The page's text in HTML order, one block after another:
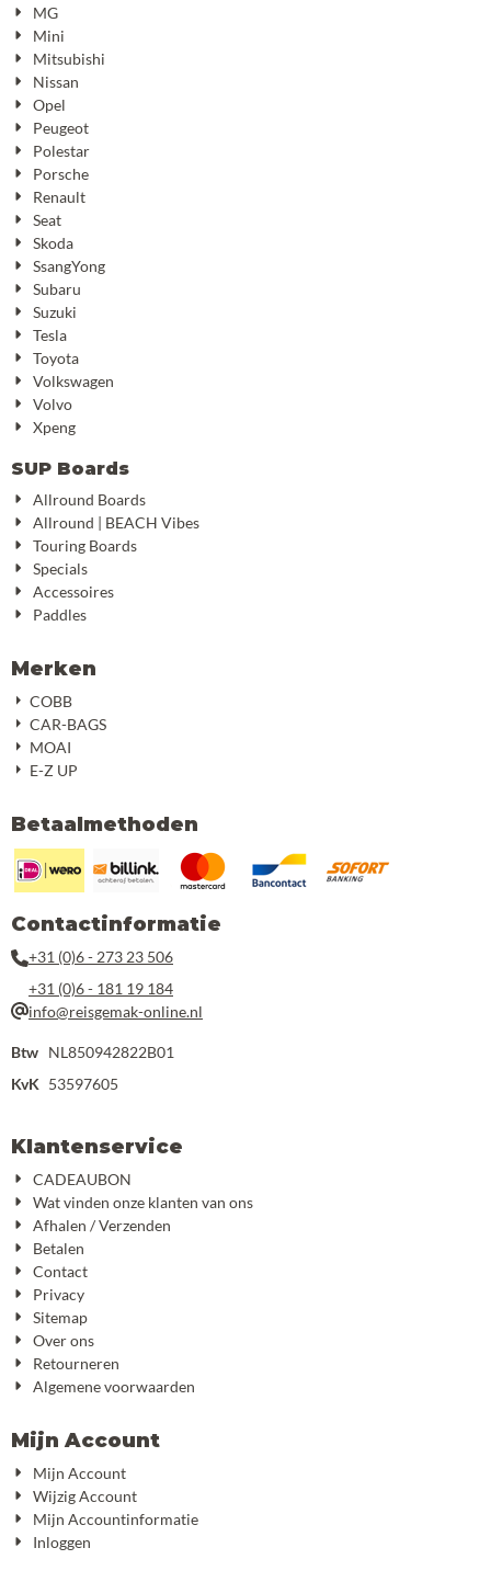
MG
Mini
Mitsubishi
Nissan
Opel
Peugeot
Polestar
Porsche
Renault
Seat
Skoda
SsangYong
Subaru
Suzuki
Tesla
Toyota
Volkswagen
Volvo
Xpeng
SUP Boards
Allround Boards
Allround | BEACH Vibes
Touring Boards
Specials
Accessoires
Paddles
Merken
COBB
CAR-BAGS
MOAI
E-Z UP
Betaalmethoden
Contactinformatie
+31 (0)6 - 273 23 506
+31 (0)6 - 181 19 184
info@reisgemak-online.nl
Btw NL850942822B01
KvK 53597605
Klantenservice
CADEAUBON
Wat vinden onze klanten van ons
Afhalen / Verzenden
Betalen
Contact
Privacy
Sitemap
Over ons
Retourneren
Algemene voorwaarden
Mijn Account
Mijn Account
Wijzig Account
Mijn Accountinformatie
Inloggen